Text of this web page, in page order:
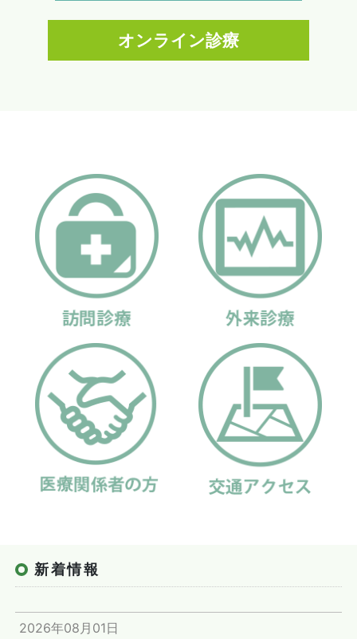
オンライン診療
新着情報
2026年08月01日